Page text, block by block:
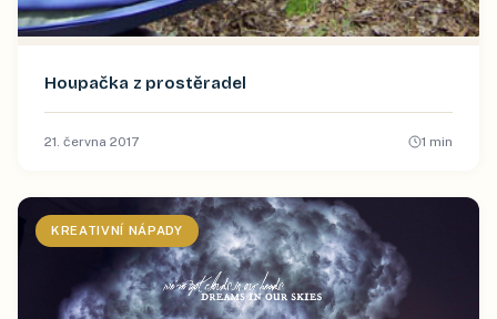
Houpačka z prostěradel
21. června 2017 1 min
KREATIVNÍ NÁPADY